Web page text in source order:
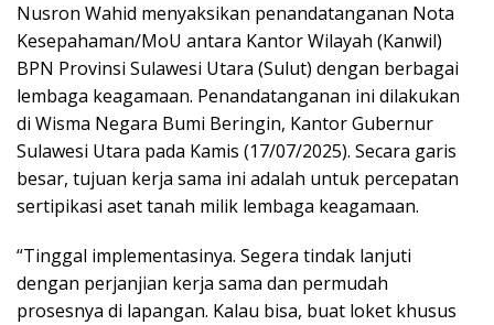
Nusron Wahid menyaksikan penandatanganan Nota
Kesepahaman/MoU antara Kantor Wilayah (Kanwil)
BPN Provinsi Sulawesi Utara (Sulut) dengan berbagai
lembaga keagamaan. Penandatanganan ini dilakukan
di Wisma Negara Bumi Beringin, Kantor Gubernur
Sulawesi Utara pada Kamis (17/07/2025). Secara garis
besar, tujuan kerja sama ini adalah untuk percepatan
sertipikasi aset tanah milik lembaga keagamaan.
“Tinggal implementasinya. Segera tindak lanjuti
dengan perjanjian kerja sama dan permudah
prosesnya di lapangan. Kalau bisa, buat loket khusus